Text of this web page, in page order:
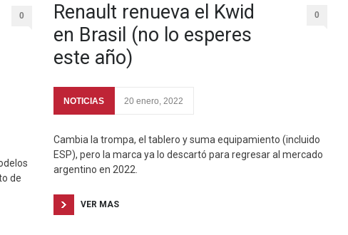
0
de
Renault renueva el Kwid
en Brasil (no lo esperes
este año)
0
NOTICIAS 20 enero, 2022
Cambia la trompa, el tablero y suma equipamiento (incluido
ESP), pero la marca ya lo descartó para regresar al mercado
argentino en 2022.
VER MAS